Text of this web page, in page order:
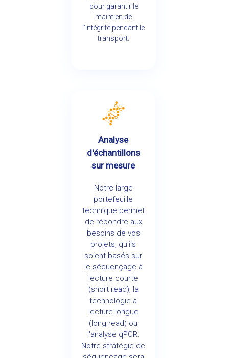
pour garantir le
maintien de
l'intégrité pendant le
transport.
Analyse
d'échantillons
sur mesure
Notre large
portefeuille
technique permet
de répondre aux
besoins de vos
projets, qu'ils
soient basés sur
le séquençage à
lecture courte
(short read), la
technologie à
lecture longue
(long read) ou
l'analyse qPCR.
Notre stratégie de